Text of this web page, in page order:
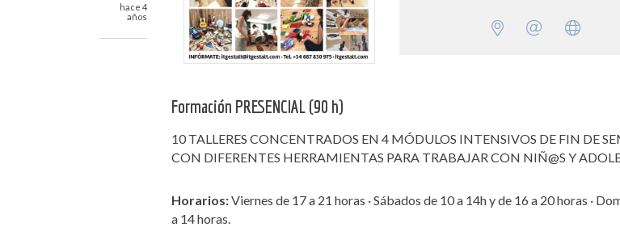
hace 4
años
Formación PRESENCIAL (90 h)
10 TALLERES CONCENTRADOS EN 4 MÓDULOS INTENSIVOS DE FIN DE
CON DIFERENTES HERRAMIENTAS PARA TRABAJAR CON NIÑ@S Y
Horarios:Viernes de 17 a 21 horas · Sábados de 10 a 14h y de 16 a 20 horas ·
a 14 horas.